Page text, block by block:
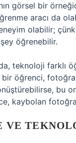
görsel bir
aracı da
olabilir;
öğrenebilir.
teknoloji farklı
öğrenci,
bu
kaybolan
VE